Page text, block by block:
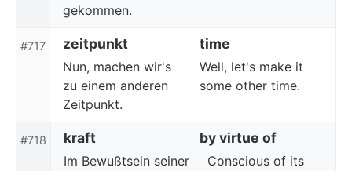
gekommen.
#717 zeitpunkt time
Nun, machen wir's
zu einem anderen
Zeitpunkt.
Well, let's make it
some other time.
#718 kraft by virtue of
Im Bewußtsein seiner
Conscious of its